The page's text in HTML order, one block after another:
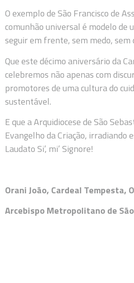
O exemplo de São Francisco de
comunhão universal é modelo de
seguir em frente, sem medo,
Que este décimo aniversário da
celebremos não apenas com
promotores de uma cultura do
sustentável.
E que a Arquidiocese de São
Evangelho da Criação, irradiando
Laudato Si’, mi’ Signore!
Orani João, Cardeal Tempesta,
Arcebispo Metropolitano de